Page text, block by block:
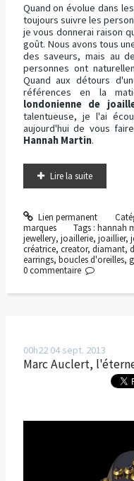
Quand on évolue dans
toujours suivre les
je vous donnerai raison
goût. Nous avons tous
des saveurs, mais au
personnes ont
Quand aux détours
références en la
londonienne de
talentueuse, je l'ai
aujourd'hui de vous
Hannah Martin.
Lire la suite
Lien permanent
marques
Tags :hannah
jewellery, joaillerie, joaillier,
créatrice, creator, diamant,
earrings, boucles d'oreilles,
0 commentaire
00h22 04 sept. 2013
Marc Auclert,